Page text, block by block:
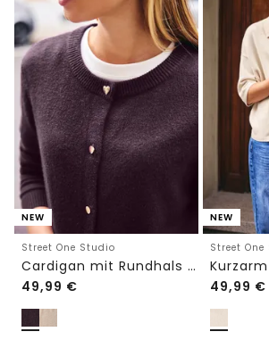
NEW
Street One Studio
Cardigan mit Rundhals und Knöpfen
49,99 €
NEW
Street
49,99 €